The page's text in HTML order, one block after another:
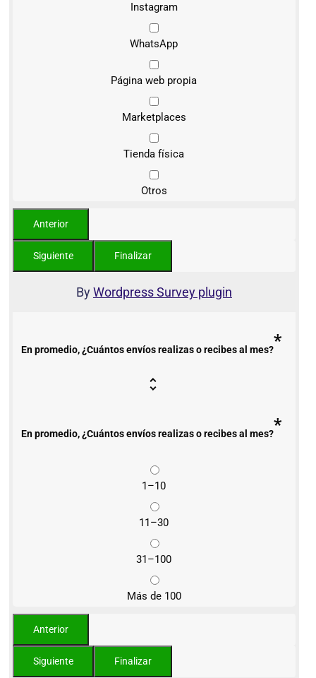
Instagram
WhatsApp
Página web propia
Marketplaces
Tienda física
Otros
ByWordpress Survey plugin
En promedio, ¿Cuántos envíos realizas o recibes al mes?*
En promedio, ¿Cuántos envíos realizas o recibes al mes?*
1–10
11–30
31–100
Más de 100